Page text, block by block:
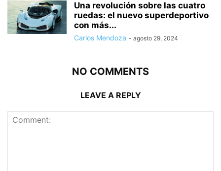
Una revolución sobre las cuatro
ruedas: el nuevo superdeportivo
con más...
Carlos Mendoza - agosto 29, 2024
NO COMMENTS
LEAVE A REPLY